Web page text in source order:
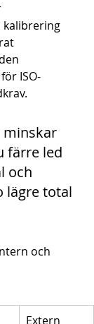
ISO-
minskar
färre led
och
lägre total
och
Extern